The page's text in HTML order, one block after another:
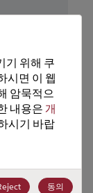
기 위해 쿠
시면 이 웹
암묵적으
내용은 개
시기 바랍
동의